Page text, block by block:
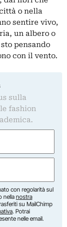
o nella
sentire vivo,
un albero o
pensando
con il vento.
sulla
fashion
con regolarità sul
nella nostra
su MailChimp
. Potrai
nelle email.